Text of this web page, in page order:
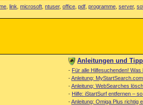
link microsoft ntuser, office pdf programme server,
Anleitungen und
- Für alle Hilfesuchenden! Was
-Anleitung:
-Anleitung: WebSearches
- Hilfe: iStartSurf entfernen –
-Anleitung: Omiga Plus richtig